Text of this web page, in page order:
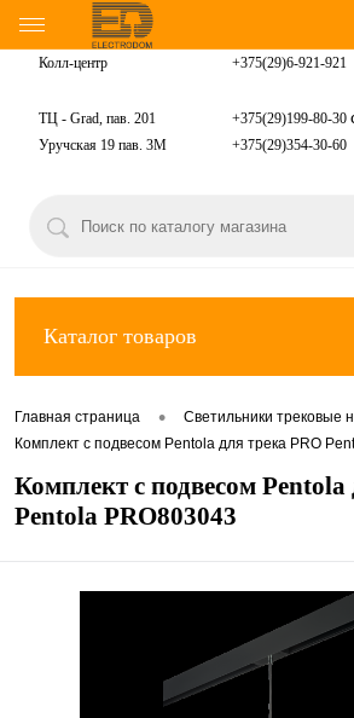
Колл-центр +375(29)6-921-921
ТЦ - Grad, пав. 201 +375(29)199-80-30
Уручская 19 пав. 3М +375(29)354-30-60
Каталог товаров
Главная страница • Светильники трековые
Комплект с подвесом Pentola для трека PRO
Комплект с подвесом Pentola
Pentola PRO803043